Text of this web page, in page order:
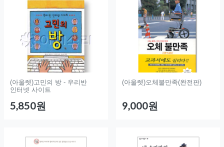
(아울렛)고민의 방 - 우리반
인터넷 사이트
5,850원
(아울렛)오체불만족(완전판)
9,000원